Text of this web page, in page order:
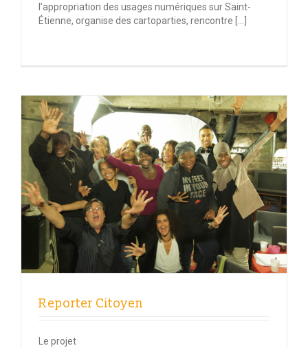
l’appropriation des usages numériques sur Saint-
Étienne, organise des cartoparties, rencontre […]
Reporter Citoyen
Le projet